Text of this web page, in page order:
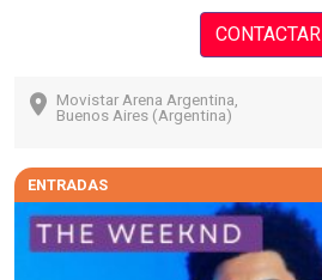
CONTACTAR
Movistar Arena Argentina,
Buenos Aires (Argentina)
ENTRADAS